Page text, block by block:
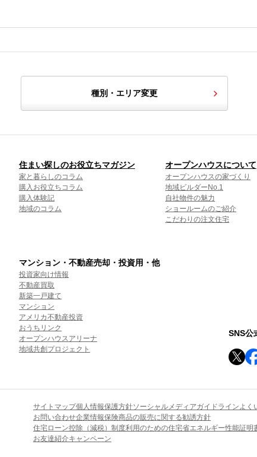
種別・エリア変更
住まい探しのお役立ちマガジン
家と暮らしのコラム
購入お役立ちコラム
購入体験記
地域のコラム
オープンハウスについて
オープンハウスの家づくり
地域ビルダーNo.1
自社物件の魅力
ショールームのご紹介
こだわりの注文住宅
マンション・不動産売却・投資用・他
投資家向け情報
不動産買取
新築一戸建て
マンション
アメリカ不動産投資
おうちリンク
オープンハウスアリーナ
地域共創プロジェクト
SNS公
サイトマップ個人情報保護方針ソーシャルメディアガイドラインよく
お問い合わせ企業情報保険商品の販売に関する勧誘方針
住宅ローン控除（減税）制度利用のための住宅省エネルギー性能証明
お友達紹介キャンペーン